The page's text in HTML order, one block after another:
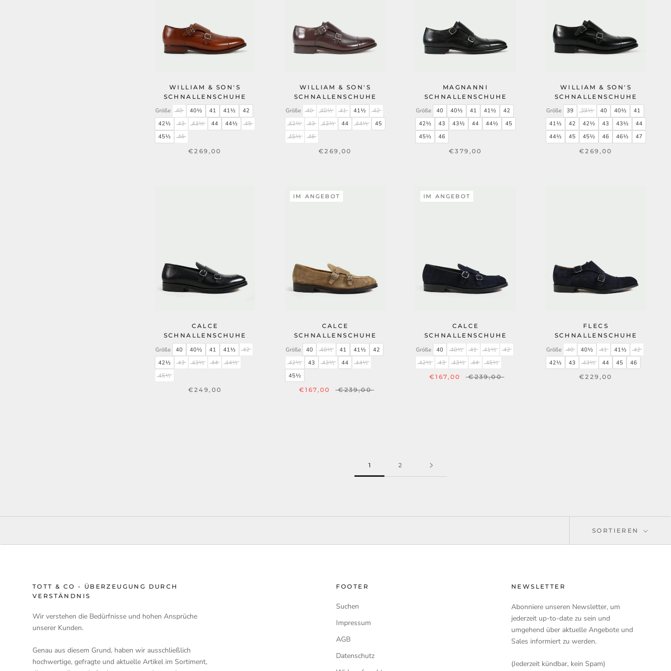
WILLIAM & SON'S
SCHNALLENSCHUHE
Größe
40 40½ 41 41½
42
42½
43 43½ 44 44½
45
45½
46
€269,00
WILLIAM & SON'S
SCHNALLENSCHUHE
Größe
40 40½ 41 41½
42
42½
43 43½ 44 44½
45
45½
46
€269,00
MAGNANNI
SCHNALLENSCHUHE
Größe
40 40½ 41 41½
42
42½
43 43½ 44 44½
45
45½
46
€379,00
WILLIAM & SON'S
SCHNALLENSCHUHE
Größe
39 39½ 40 40½
41
41½
42 42½ 43 43½
44
44½
45 45½ 46 46½
47
€269,00
CALCE
SCHNALLENSCHUHE
Größe
40 40½ 41 41½
42
42½
43 43½ 44
44½
45½
€249,00
IM ANGEBOT
CALCE
SCHNALLENSCHUHE
Größe
40 40½ 41 41½
42
42½
43 43½ 44
44½
45½
€167,00
€239,00
IM ANGEBOT
CALCE
SCHNALLENSCHUHE
Größe
40 40½ 41 41½
42
42½
43 43½ 44
45½
€167,00
€239,00
FLECS
SCHNALLENSCHUHE
Größe
40 40½ 41 41½
42
42½
43 43½ 44 45
46
€229,00
1 2
SORTIEREN
TOTT & CO - ÜBERZEUGUNG DURCH
VERSTÄNDNIS
Wir verstehen die Bedürfnisse und hohen Ansprüche
unserer Kunden.
Genau aus diesem Grund, haben wir ausschließlich
hochwertige, gefragte und aktuelle Artikel im Sortiment,
FOOTER
Suchen
Impressum
AGB
Datenschutz
NEWSLETTER
Abonniere unseren Newsletter, um
jederzeit up-to-date zu sein und
umgehend über aktuelle Angebote und
Sales informiert zu werden.
(Jederzeit kündbar, kein Spam)